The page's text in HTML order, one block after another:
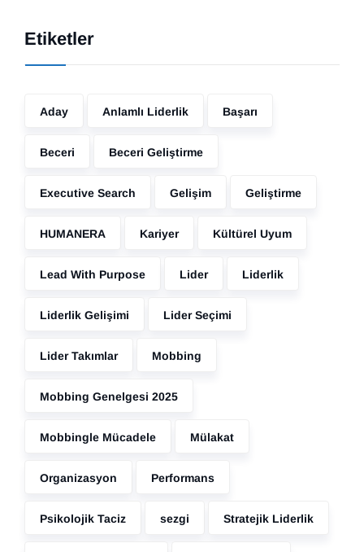
Etiketler
Aday Anlamlı Liderlik Başarı
Beceri Beceri Geliştirme
Executive Search Gelişim Geliştirme
HUMANERA Kariyer Kültürel Uyum
Lead With Purpose Lider Liderlik
Liderlik Gelişimi Lider Seçimi
Lider Takımlar Mobbing
Mobbing Genelgesi 2025
Mobbingle Mücadele Mülakat
Organizasyon Performans
Psikolojik Taciz sezgi Stratejik Liderlik